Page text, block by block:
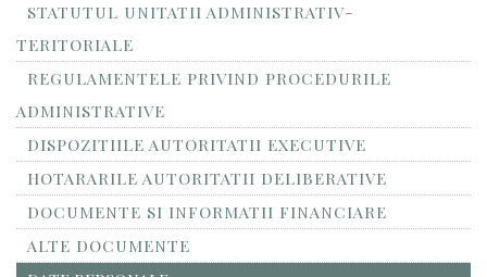
STATUTUL UNITATII ADMINISTRATIV-
TERITORIALE
REGULAMENTELE PRIVIND PROCEDURILE
ADMINISTRATIVE
DISPOZITIILE AUTORITATII EXECUTIVE
HOTARARILE AUTORITATII DELIBERATIVE
DOCUMENTE SI INFORMATII FINANCIARE
ALTE DOCUMENTE